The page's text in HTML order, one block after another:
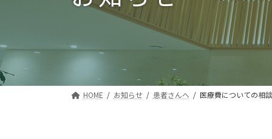
HOME お知らせ 患者さんへ 医療費についての相